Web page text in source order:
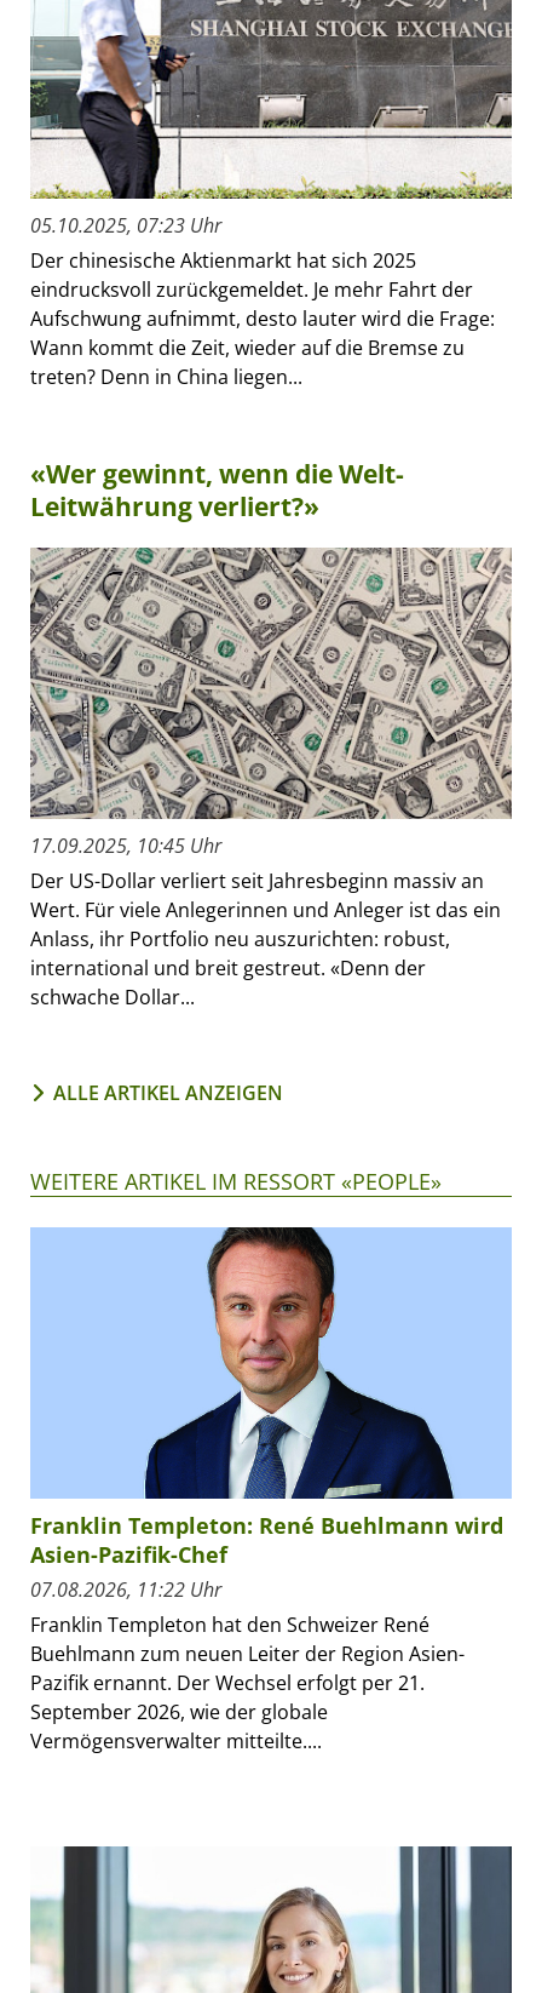
05.10.2025, 07:23 Uhr
Der chinesische Aktienmarkt hat sich 2025
eindrucksvoll zurückgemeldet. Je mehr Fahrt der
Aufschwung aufnimmt, desto lauter wird die Frage:
Wann kommt die Zeit, wieder auf die Bremse zu
treten? Denn in China liegen...
«Wer gewinnt, wenn die Welt-
Leitwährung verliert?»
17.09.2025, 10:45 Uhr
Der US-Dollar verliert seit Jahresbeginn massiv an
Wert. Für viele Anlegerinnen und Anleger ist das ein
Anlass, ihr Portfolio neu auszurichten: robust,
international und breit gestreut. «Denn der
schwache Dollar...
ALLE ARTIKEL ANZEIGEN
WEITERE ARTIKEL IM RESSORT «PEOPLE»
Franklin Templeton: René Buehlmann wird
Asien-Pazifik-Chef
07.08.2026, 11:22 Uhr
Franklin Templeton hat den Schweizer René
Buehlmann zum neuen Leiter der Region Asien-
Pazifik ernannt. Der Wechsel erfolgt per 21.
September 2026, wie der globale
Vermögensverwalter mitteilte....